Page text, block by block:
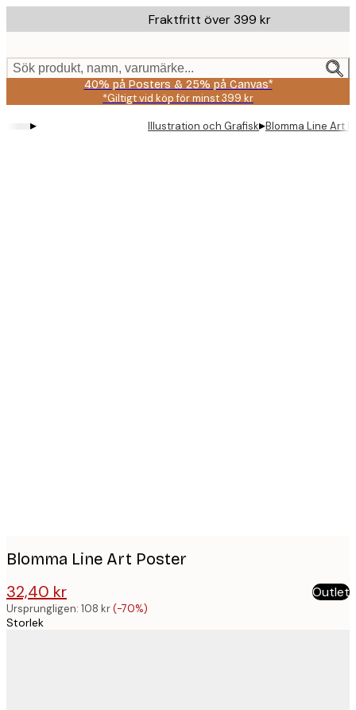
to
content.
Fraktfritt över 399 kr
Sök produkt, namn, varumärke...
40% på Posters & 25% på Canvas*
*Giltigt vid köp för minst 399 kr
▸ Illustration och Grafisk▸Blomma Line Art
Blomma Line Art Poster
32,40 kr
108 kr Outlet
Ursprungligen: 108 kr(-70%)
Storlek